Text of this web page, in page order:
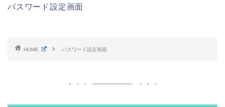
パスワード設定画面
HOME パスワード設定画面